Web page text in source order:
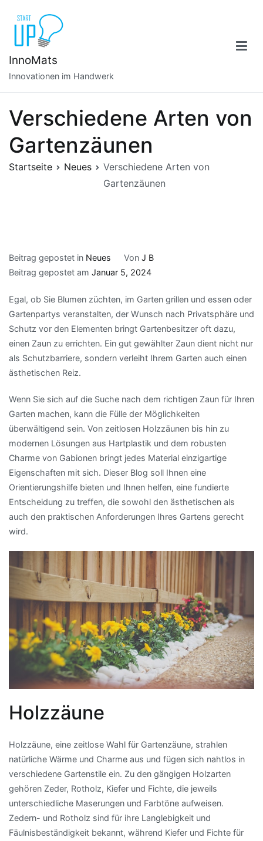
Inhalt
springen
InnoMats
Innovationen im Handwerk
Verschiedene Arten von
Gartenzäunen
Startseite Neues
Verschiedene Arten von
Gartenzäunen
Beitrag gepostet in Neues Von J B
Beitrag gepostet am Januar 5, 2024
Egal, ob Sie Blumen züchten, im Garten grillen und essen oder
Gartenpartys veranstalten, der Wunsch nach Privatsphäre und
Schutz vor den Elementen bringt Gartenbesitzer oft dazu,
einen Zaun zu errichten. Ein gut gewählter Zaun dient nicht nur
als Schutzbarriere, sondern verleiht Ihrem Garten auch einen
ästhetischen Reiz.
Wenn Sie sich auf die Suche nach dem richtigen Zaun für Ihren
Garten machen, kann die Fülle der Möglichkeiten
überwältigend sein. Von zeitlosen Holzzäunen bis hin zu
modernen Lösungen aus Hartplastik und dem robusten
Charme von Gabionen bringt jedes Material einzigartige
Eigenschaften mit sich. Dieser Blog soll Ihnen eine
Orientierungshilfe bieten und Ihnen helfen, eine fundierte
Entscheidung zu treffen, die sowohl den ästhetischen als
auch den praktischen Anforderungen Ihres Gartens gerecht
wird.
Holzzäune
Holzzäune, eine zeitlose Wahl für Gartenzäune, strahlen
natürliche Wärme und Charme aus und fügen sich nahtlos in
verschiedene Gartenstile ein. Zu den gängigen Holzarten
gehören Zeder, Rotholz, Kiefer und Fichte, die jeweils
unterschiedliche Maserungen und Farbtöne aufweisen.
Zedern- und Rotholz sind für ihre Langlebigkeit und
Fäulnisbeständigkeit bekannt, während Kiefer und Fichte für